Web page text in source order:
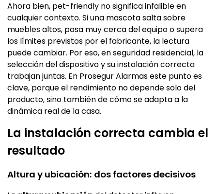
Ahora bien, pet-friendly no significa infalible en
cualquier contexto. Si una mascota salta sobre
muebles altos, pasa muy cerca del equipo o supera
los límites previstos por el fabricante, la lectura
puede cambiar. Por eso, en seguridad residencial, la
selección del dispositivo y su instalación correcta
trabajan juntas. En Prosegur Alarmas este punto es
clave, porque el rendimiento no depende solo del
producto, sino también de cómo se adapta a la
dinámica real de la casa.
La instalación correcta cambia el
resultado
Altura y ubicación: dos factores decisivos